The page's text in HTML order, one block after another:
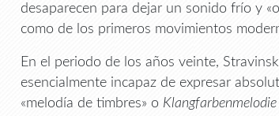
desaparecen para dejar un sonido frío y
como de los primeros movimientos
En el periodo de los años veinte,
esencialmente incapaz de expresar
«melodía de timbres» o Klangfarbenmelodie